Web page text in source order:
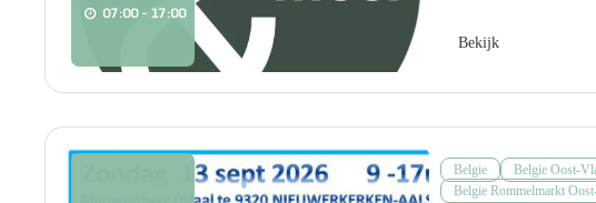
07:00 - 17:00
Bekijk
Belgie Belgie Oost-
Belgie Rommelmarkt